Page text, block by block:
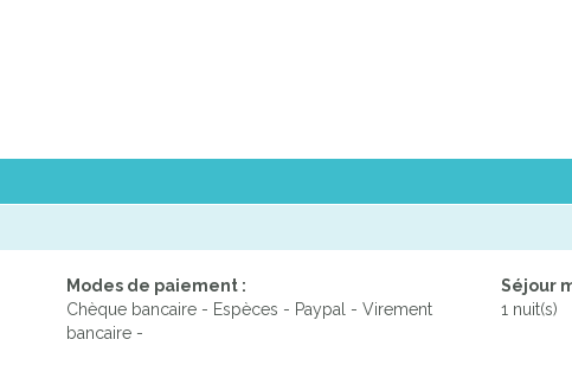
Modes de paiement :
Chèque bancaire - Espèces - Paypal - Virement
bancaire -
Séjour
1 nuit(s)